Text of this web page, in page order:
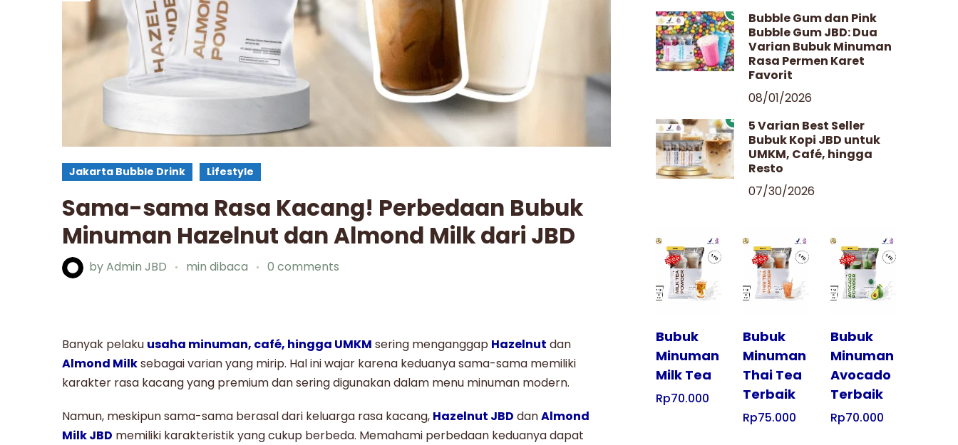
Jakarta Bubble Drink Lifestyle
Sama-sama Rasa Kacang! Perbedaan Bubuk
Minuman Hazelnut dan Almond Milk dari JBD
byAdmin JBD min dibaca 0 comments
Banyak pelaku usaha minuman, café, hingga UMKM sering menganggap Hazelnut dan
Almond Milksebagai varian yang mirip. Hal ini wajar karena keduanya sama-sama memiliki
karakter rasa kacang yang premium dan sering digunakan dalam menu minuman modern.
Namun, meskipun sama-sama berasal dari keluarga rasa kacang, Hazelnut JBD danAlmond
Milk JBD memiliki karakteristik yang cukup berbeda. Memahami perbedaan keduanya dapat
3
Bubble Gum dan Pink
Bubble Gum JBD: Dua
Varian Bubuk Minuman
Rasa Permen Karet
Favorit
08/01/2026
4
5 Varian Best Seller
Bubuk Kopi JBD untuk
UMKM, Café, hingga
Resto
07/30/2026
Tampilkan
Bubuk
Minuman
Milk Tea
Rp70.000
Tampilkan
Bubuk
Minuman
Thai Tea
Terbaik
Rp75.000
Tampilkan
Bubuk
Minuman
Avocado
Terbaik
Rp70.000